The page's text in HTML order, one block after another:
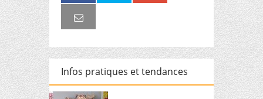
Infos pratiques et tendances